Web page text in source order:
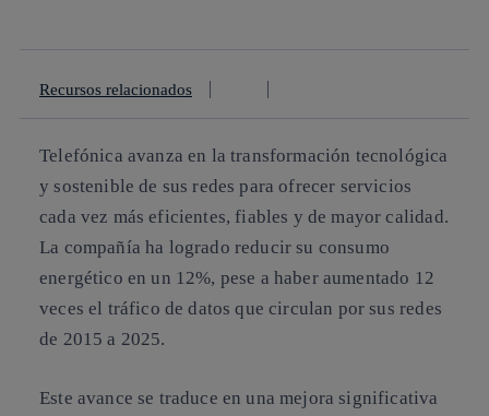
Recursos relacionados
Telefónica avanza en la transformación tecnológica
y sostenible de sus redes para ofrecer servicios
cada vez más eficientes, fiables y de mayor calidad.
La compañía ha logrado reducir su consumo
energético en un 12%, pese a haber aumentado 12
veces el tráfico de datos que circulan por sus redes
de 2015 a 2025.
Este avance se traduce en una mejora significativa